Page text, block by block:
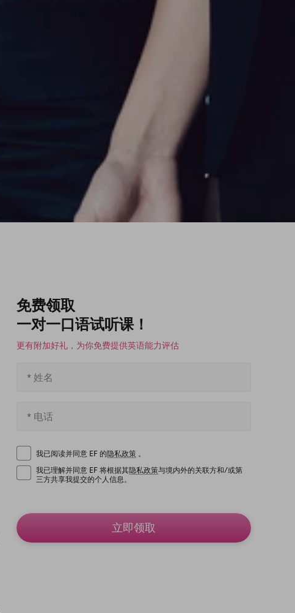
免费领取
一对一口语试听课！
更有附加好礼，为你免费提供英语能力评估
我已阅读并同意 EF 的隐私政策 。
我已理解并同意 EF 将根据其隐私政策与境内外的关联方和/或第
三方共享我提交的个人信息。
立即领取